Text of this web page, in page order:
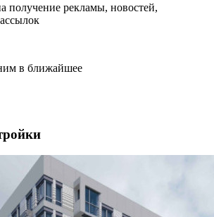
получение рекламы, новостей,
в ближайшее